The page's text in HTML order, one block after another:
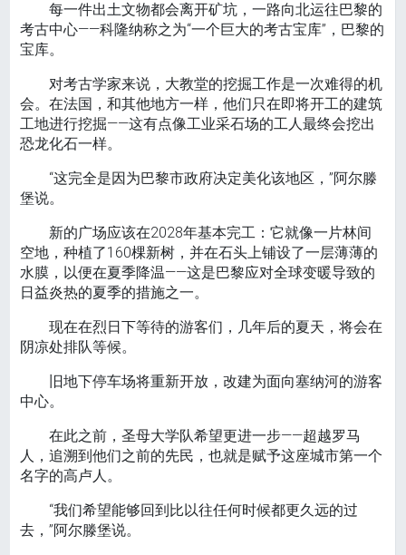
每一件出土文物都会离开矿坑，一路向北运往巴黎的
考古中心——科隆纳称之为“一个巨大的考古宝库”，巴黎的
宝库。
对考古学家来说，大教堂的挖掘工作是一次难得的机
会。在法国，和其他地方一样，他们只在即将开工的建筑
工地进行挖掘——这有点像工业采石场的工人最终会挖出
恐龙化石一样。
“这完全是因为巴黎市政府决定美化该地区，”阿尔滕
堡说。
新的广场应该在2028年基本完工：它就像一片林间
空地，种植了160棵新树，并在石头上铺设了一层薄薄的
水膜，以便在夏季降温——这是巴黎应对全球变暖导致的
日益炎热的夏季的措施之一。
现在在烈日下等待的游客们，几年后的夏天，将会在
阴凉处排队等候。
旧地下停车场将重新开放，改建为面向塞纳河的游客
中心。
在此之前，圣母大学队希望更进一步——超越罗马
人，追溯到他们之前的先民，也就是赋予这座城市第一个
名字的高卢人。
“我们希望能够回到比以往任何时候都更久远的过
去，”阿尔滕堡说。